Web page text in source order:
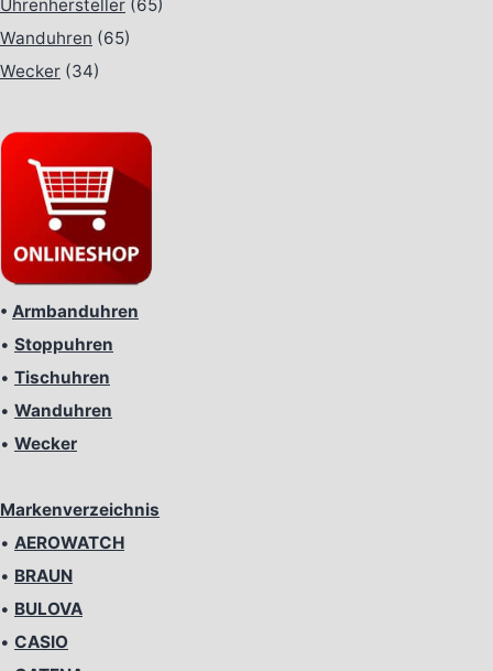
Uhrenhersteller (65)
Wanduhren (65)
Wecker (34)
• Armbanduhren
• Stoppuhren
• Tischuhren
• Wanduhren
• Wecker
Markenverzeichnis
• AEROWATCH
• BRAUN
• BULOVA
• CASIO